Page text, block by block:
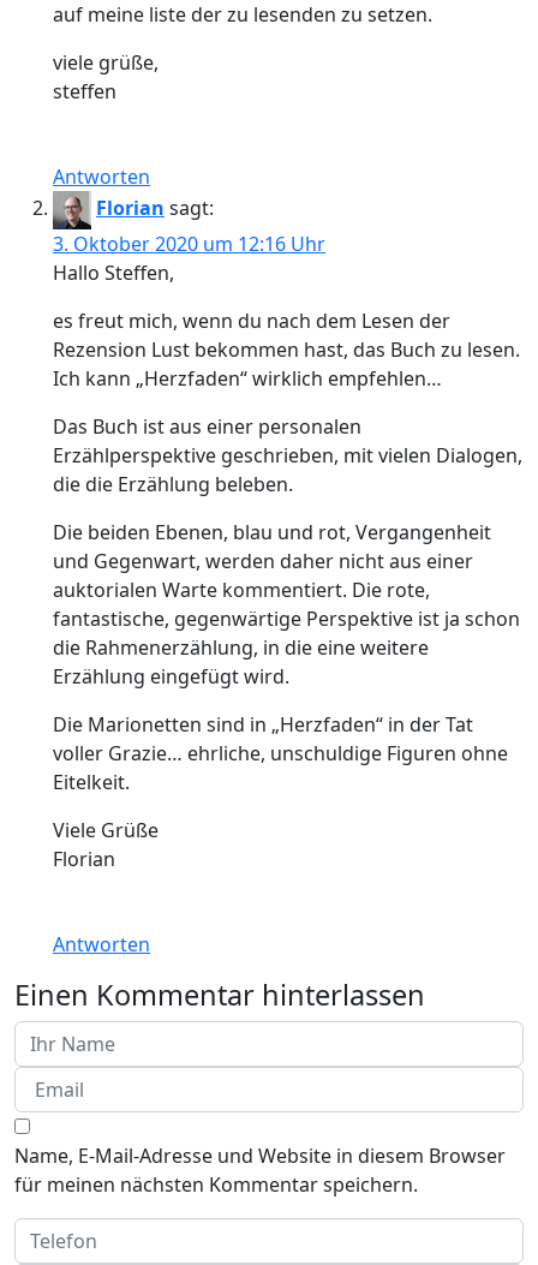
auf meine liste der zu lesenden zu setzen.
viele grüße,
steffen
Antworten
Florian sagt:
3. Oktober 2020 um 12:16 Uhr
Hallo Steffen,
es freut mich, wenn du nach dem Lesen der
Rezension Lust bekommen hast, das Buch zu lesen.
Ich kann „Herzfaden“ wirklich empfehlen…
Das Buch ist aus einer personalen
Erzählperspektive geschrieben, mit vielen Dialogen,
die die Erzählung beleben.
Die beiden Ebenen, blau und rot, Vergangenheit
und Gegenwart, werden daher nicht aus einer
auktorialen Warte kommentiert. Die rote,
fantastische, gegenwärtige Perspektive ist ja schon
die Rahmenerzählung, in die eine weitere
Erzählung eingefügt wird.
Die Marionetten sind in „Herzfaden“ in der Tat
voller Grazie… ehrliche, unschuldige Figuren ohne
Eitelkeit.
Viele Grüße
Florian
Antworten
Einen Kommentar hinterlassen
Name, E-Mail-Adresse und Website in diesem Browser
für meinen nächsten Kommentar speichern.